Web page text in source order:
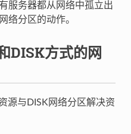
服务器都从网络中孤立出
络分区的动作。
DISK方式的网
源与DISK网络分区解决资